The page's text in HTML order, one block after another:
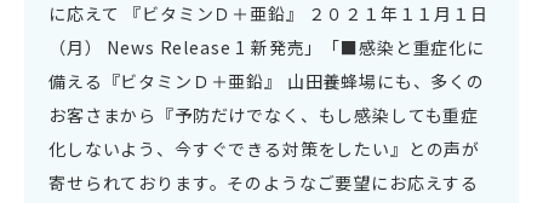
に応えて 『ビタミンＤ＋亜鉛』 ２０２１年１１月１日
（月） News Release 1 新発売」「■感染と重症化に
備える『ビタミンＤ＋亜鉛』 山田養蜂場にも、多くの
お客さまから『予防だけでなく、もし感染しても重症
化しないよう、今すぐできる対策をしたい』との声が
寄せられております。そのようなご要望にお応えする